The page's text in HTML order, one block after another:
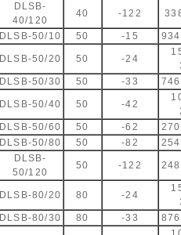
DLSB-
40/120
40 -122
DLSB-50/10 50 -15
DLSB-50/20 50 -24
DLSB-50/30
50 -33
DLSB-50/40 50 -42
DLSB-50/60
50 -62
DLSB-50/80
50 -82
DLSB-
50/120
50 -122
DLSB-80/20 80 -24
DLSB-80/30
80 -33